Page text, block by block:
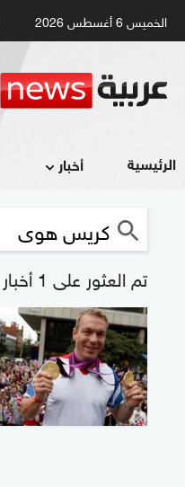
الخميس 6 أغسطس 2026
الرئيسية أخبار
تم العثور على 1 أخبار "كريس هوي"